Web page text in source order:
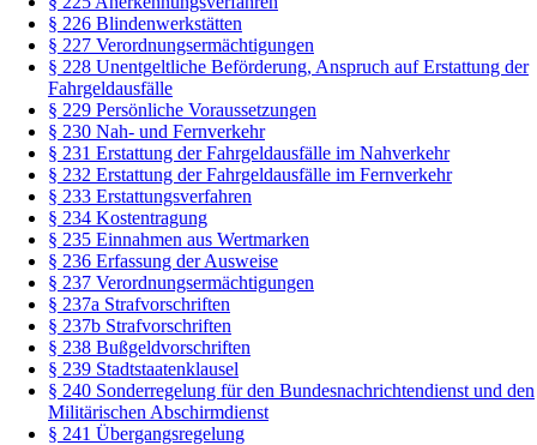
§ 226 Blindenwerkstätten
§ 227 Verordnungsermächtigungen
§ 228 Unentgeltliche Beförderung, Anspruch auf Erstattung der
Fahrgeldausfälle
§ 229 Persönliche Voraussetzungen
§ 230 Nah- und Fernverkehr
§ 231 Erstattung der Fahrgeldausfälle im Nahverkehr
§ 232 Erstattung der Fahrgeldausfälle im Fernverkehr
§ 233 Erstattungsverfahren
§ 234 Kostentragung
§ 235 Einnahmen aus Wertmarken
§ 236 Erfassung der Ausweise
§ 237 Verordnungsermächtigungen
§ 237a Strafvorschriften
§ 237b Strafvorschriften
§ 238 Bußgeldvorschriften
§ 239 Stadtstaatenklausel
§ 240 Sonderregelung für den Bundesnachrichtendienst und den
Militärischen Abschirmdienst
§ 241 Übergangsregelung